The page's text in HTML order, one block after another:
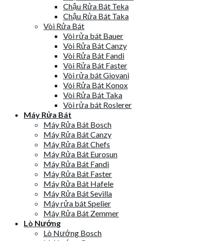
Chậu Rửa Bát Teka
Chậu Rửa Bát Taka
Vòi Rửa Bát
Vòi rửa bát Bauer
Vòi Rửa Bát Canzy
Vòi Rửa Bát Fandi
Vòi Rửa Bát Faster
Vòi rửa bát Giovani
Vòi Rửa Bát Konox
Vòi Rửa Bát Taka
Vòi rửa bát Roslerer
Máy Rửa Bát
Máy Rửa Bát Bosch
Máy Rửa Bát Canzy
Máy Rửa Bát Chefs
Máy Rửa Bát Eurosun
Máy Rửa Bát Fandi
Máy Rửa Bát Faster
Máy Rửa Bát Hafele
Máy Rửa Bát Sevilla
Máy rửa bát Spelier
Máy Rửa Bát Zemmer
Lò Nướng
Lò Nướng Bosch